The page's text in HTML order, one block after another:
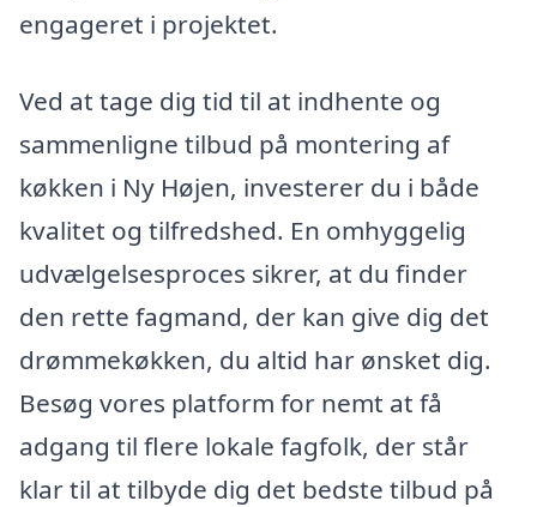
engageret i projektet.
Ved at tage dig tid til at indhente og
sammenligne tilbud på montering af
køkken i Ny Højen, investerer du i både
kvalitet og tilfredshed. En omhyggelig
udvælgelsesproces sikrer, at du finder
den rette fagmand, der kan give dig det
drømmekøkken, du altid har ønsket dig.
Besøg vores platform for nemt at få
adgang til flere lokale fagfolk, der står
klar til at tilbyde dig det bedste tilbud på